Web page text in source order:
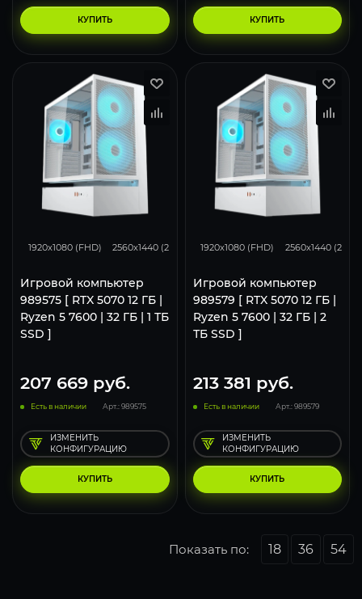
КУПИТЬ КУПИТЬ
1920x1080 (FHD) 2560x1440 (2K) 3840x2160 (4K)
Игровой компьютер
989575 [ RTX 5070 12 ГБ |
Ryzen 5 7600 | 32 ГБ | 1 ТБ
SSD ]
207 669 руб.
Есть в наличии Арт.: 989575
КУПИТЬ
ИЗМЕНИТЬ
КОНФИГУРАЦИЮ
1920x1080 (FHD) 2560x1440 (2K)
Игровой компьютер
989579 [ RTX 5070 12 ГБ |
Ryzen 5 7600 | 32 ГБ | 2
ТБ SSD ]
213 381 руб.
Есть в наличии Арт.: 989579
КУПИТЬ
ИЗМЕНИТЬ
КОНФИГУРАЦИЮ
Показать по: 18 36 54